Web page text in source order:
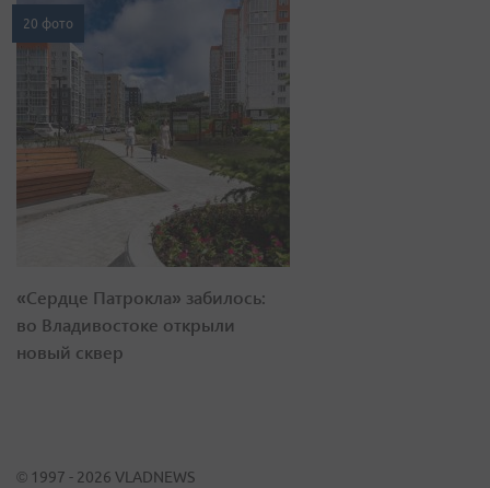
20 фото
«Сердце Патрокла» забилось:
во Владивостоке открыли
новый сквер
© 1997 - 2026 VLADNEWS